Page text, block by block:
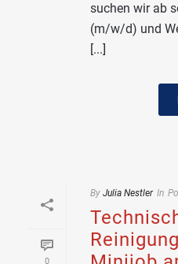
suchen wir ab
(m/w/d) und
[...]
0
By Julia Nestler In